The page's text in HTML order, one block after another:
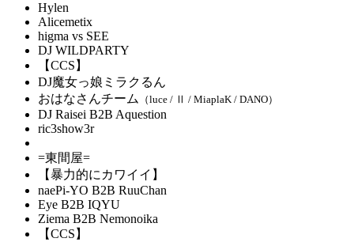
Hylen
Alicemetix
higma vs SEE
DJ WILDPARTY
【CCS】
DJ魔女っ娘ミラクるん
おはなさんチーム （luce / Ⅱ / MiaplaK / DANO）
DJ Raisei B2B Aquestion
ric3show3r
=東間屋=
【暴力的にカワイイ】
naePi-YO B2B RuuChan
Eye B2B IQYU
Ziema B2B Nemonoika
【CCS】